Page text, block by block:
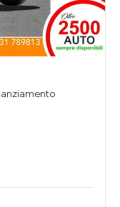
di finanziamento